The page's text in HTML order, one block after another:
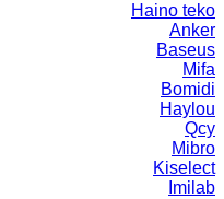
Haino teko
Anker
Baseus
Mifa
Bomidi
Haylou
Qcy
Mibro
Kiselect
Imilab